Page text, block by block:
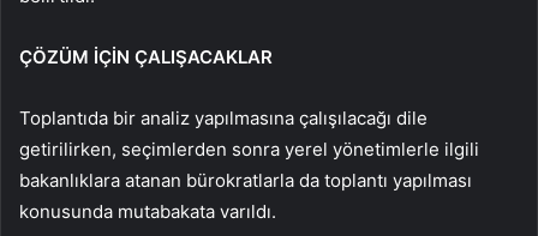
ÇÖZÜM İÇİN ÇALIŞACAKLAR
Toplantıda bir analiz yapılmasına çalışılacağı dile
getirilirken, seçimlerden sonra yerel yönetimlerle ilgili
bakanlıklara atanan bürokratlarla da toplantı yapılması
konusunda mutabakata varıldı.